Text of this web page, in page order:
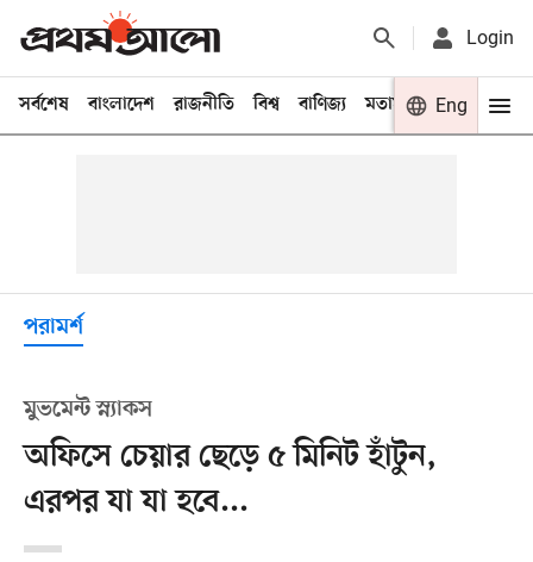
Login
সর্বশেষ বাংলাদেশ রাজনীতি বিশ্ব বাণিজ্য মতামত খেলা
Eng
পরামর্শ
মুভমেন্ট স্ন্যাকস
অফিসে চেয়ার ছেড়ে ৫ মিনিট হাঁটুন,
এরপর যা যা হবে...